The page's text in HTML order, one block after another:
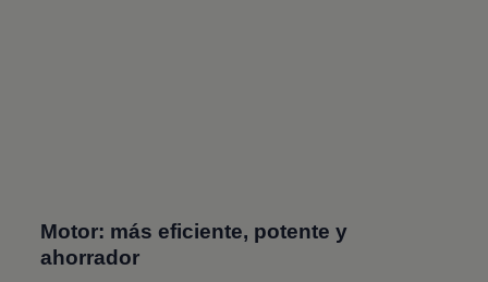
Motor: más eficiente, potente y
ahorrador